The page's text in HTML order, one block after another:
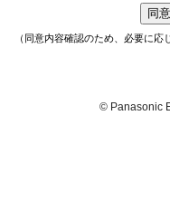
同
（同意内容確認のため、必要に
© Panasonic